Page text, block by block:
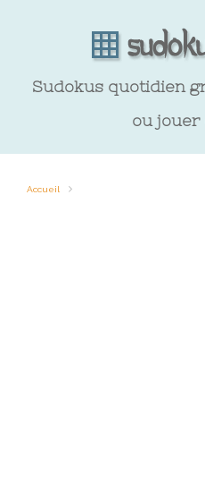
Sudokus quotidien
ou jouer
Accueil